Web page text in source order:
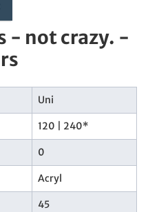
- not crazy. -
Uni
120 | 240*
0
Acryl
45